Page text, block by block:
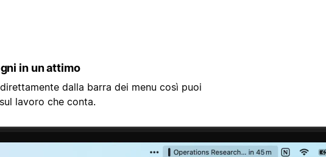
in un attimo
dalla barra dei menu così puoi
lavoro che conta.